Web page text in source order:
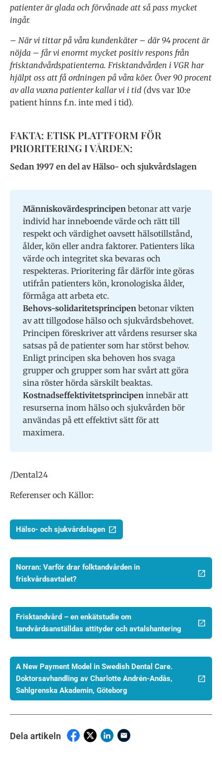
patienter är glada och förvånade att så pass mycket
ingår.
– När vi tittar på våra kundenkäter – där 94 procent är
nöjda – får vi enormt mycket positiv respons från
frisktandvårdspatienterna. Frisktandvården i VGR har
hjälpt oss att få ordningen på våra köer. Över 90 procent
av alla vuxna patienter kallar vi i tid (dvs var 10:e
patient hinns f.n. inte med i tid).
FAKTA: ETISK PLATTFORM FÖR
PRIORITERING I VÅRDEN:
Sedan 1997 en del av Hälso- och sjukvårdslagen
Människovärdesprincipen betonar att varje
individ har inneboende värde och rätt till
respekt och värdighet oavsett hälsotillstånd,
ålder, kön eller andra faktorer. Patienters lika
värde och integritet ska bevaras och
respekteras. Prioritering får därför inte göras
utifrån patienters kön, kronologiska ålder,
förmåga att arbeta etc.
Behovs-solidaritetsprincipen betonar vikten
av att tillgodose hälso och sjukvårdsbehovet.
Principen föreskriver att vårdens resurser ska
satsas på de patienter som har störst behov.
Enligt principen ska behoven hos svaga
grupper och grupper som har svårt att göra
sina röster hörda särskilt beaktas.
Kostnadseffektivitetsprincipen innebär att
resurserna inom hälso och sjukvården bör
användas på ett effektivt sätt för att
maximera.
/Dental24
Referenser och Källor:
Hälso- och sjukvårdslagen
Norran: Varför drar folktandvården in
friskvårdsavtalet?
Frisktandvård – en enkätstudie om
tandvårdsanställdas attityder och avtalshantering
A New Payment Model in Swedish Dental Care.
Doktorsavhandling av Charlotte Andrén-Andås,
Sahlgrenska Akademin, Göteborg
Dela artikeln